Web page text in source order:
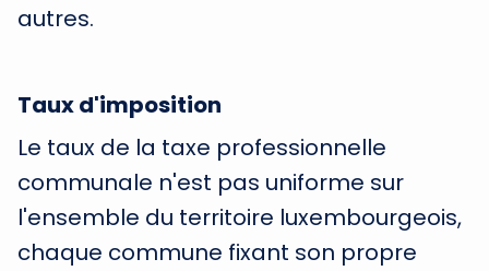
autres.
Taux d'imposition
Le taux de la taxe professionnelle
communale n'est pas uniforme sur
l'ensemble du territoire luxembourgeois,
chaque commune fixant son propre